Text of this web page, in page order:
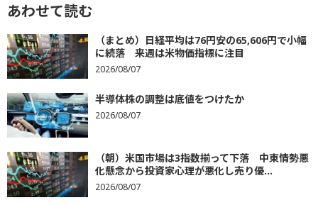
あわせて読む
（まとめ）日経平均は76円安の65,606円で小幅
に続落 来週は米物価指標に注目
2026/08/07
半導体株の調整は底値をつけたか
2026/08/07
（朝）米国市場は3指数揃って下落 中東情勢悪
化懸念から投資家心理が悪化し売り優...
2026/08/07